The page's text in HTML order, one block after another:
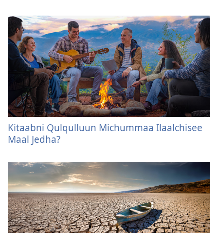
Kitaabni Qulqulluun Michummaa Ilaalchisee
Maal Jedha?